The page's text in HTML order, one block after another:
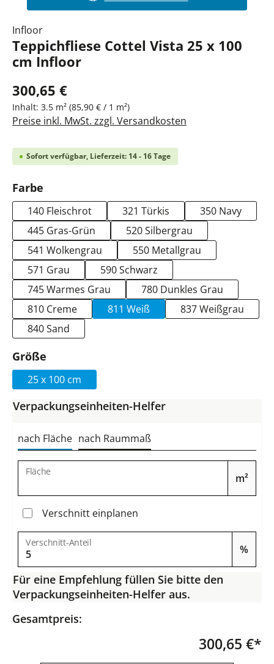
Infloor
Teppichfliese Cottel Vista 25 x 100
cm Infloor
300,65 €
Inhalt: 3.5 m² (85,90 € / 1 m²)
Preise inkl. MwSt. zzgl. Versandkosten
Sofort verfügbar, Lieferzeit: 14 - 16 Tage
Farbe
140 Fleischrot 321 Türkis
350 Navy
445 Gras-Grün
520 Silbergrau
541 Wolkengrau
550 Metallgrau
571 Grau
590 Schwarz
745 Warmes Grau
780 Dunkles Grau
810 Creme
811 Weiß
837 Weißgrau
840 Sand
Größe
25 x 100 cm
Verpackungseinheiten-Helfer
nach Fläche nach Raummaß
Fläche
m²
Verschnitt einplanen
Verschnitt-Anteil
%
Für eine Empfehlung füllen Sie bitte den
Verpackungseinheiten-Helfer aus.
Gesamtpreis:
300,65 €*